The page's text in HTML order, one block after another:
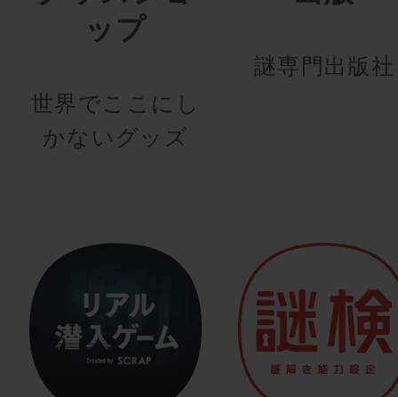
ップ
世界でここにし
かないグッズ
謎専門出版社